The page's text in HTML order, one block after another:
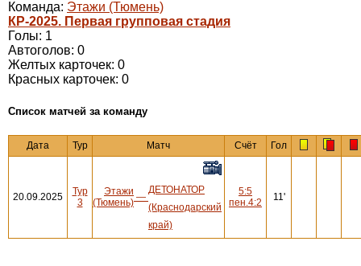
Команда: Этажи (Тюмень)
КР-2025. Первая групповая стадия
Голы: 1
Автоголов: 0
Желтых карточек: 0
Красных карточек: 0
Cписок матчей за команду
Дата Тур Матч Счёт Гол
20.09.2025
Тур
3
Этажи
(Тюмень) —
ДЕТОНАТОР
(Краснодарский
край)
5:5
пен.4:2
11'